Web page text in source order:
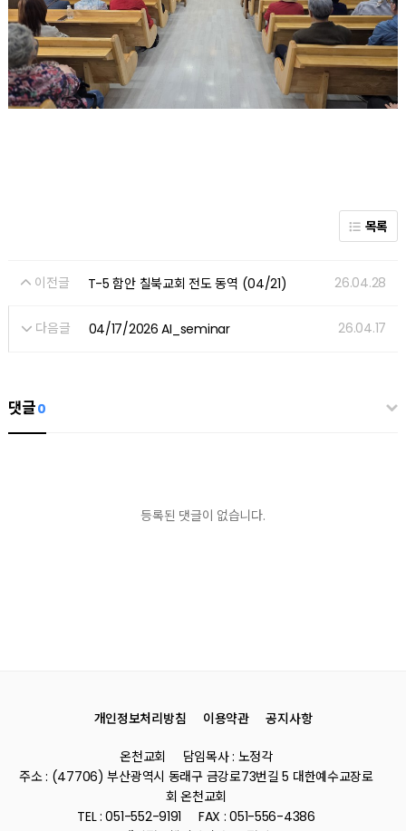
목록
이전글 T-5 함안 칠북교회 전도 동역 (04/21) 26.04.28
다음글 04/17/2026 AI_seminar 26.04.17
댓글0
등록된 댓글이 없습니다.
개인정보처리방침 이용약관 공지사항
온천교회
담임목사 : 노정각
주소 : (47706) 부산광역시 동래구 금강로73번길 5 대한예수교장로
회 온천교회
TEL : 051-552-9191
FAX : 051-556-4386